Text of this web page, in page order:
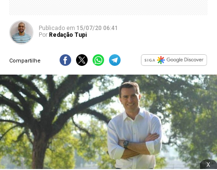
Publicado em 15/07/20 06:41
Por Redação Tupi
Compartilhe
x